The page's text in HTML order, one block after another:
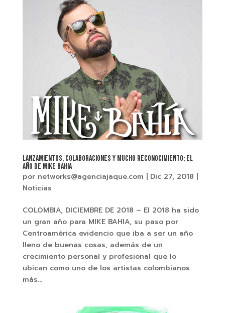
LANZAMIENTOS, COLABORACIONES Y MUCHO RECONOCIMIENTO; EL
AÑO DE MIKE BAHIA
por networks@agenciajaque.com Dic 27, 2018
Noticias
COLOMBIA, DICIEMBRE DE 2018 – El 2018 ha sido
un gran año para MIKE BAHIA, su paso por
Centroamérica evidencio que iba a ser un año
lleno de buenas cosas, además de un
crecimiento personal y profesional que lo
ubican como uno de los artistas colombianos
más...